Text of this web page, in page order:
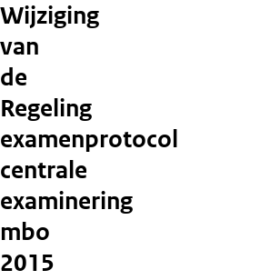
Wijziging
van
de
Regeling
examenprotocol
centrale
examinering
mbo
2015